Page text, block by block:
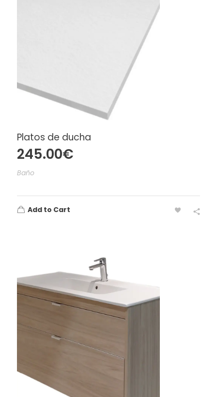
Platos de ducha
245.00€
Baño
Add to Cart